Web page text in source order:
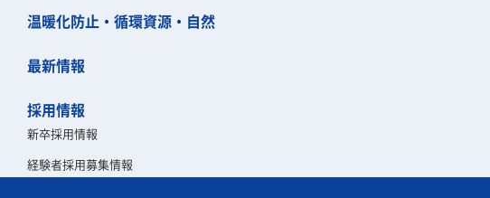
温暖化防止・循環資源・自然
最新情報
採用情報
新卒採用情報
経験者採用募集情報